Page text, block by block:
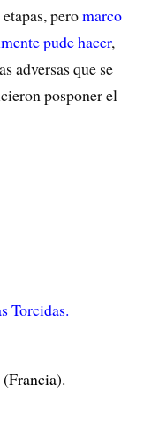
peromarco
pude hacer,
adversas que se
posponer el
Torcidas.